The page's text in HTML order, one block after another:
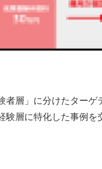
者層」に分けたター
験層に特化した事例を